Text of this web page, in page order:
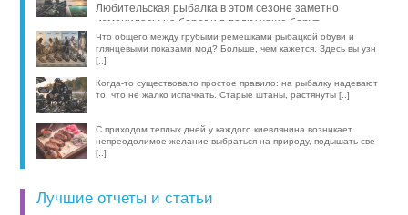
Любительская рыбалка в этом сезоне заметно
изменилась: на берег и в лодку чаще берут
компактные эхолоты, об [..]
Что общего между грубыми ремешками рыбацкой обуви и
глянцевыми показами мод? Больше, чем кажется. Здесь вы узн
[..]
Когда-то существовало простое правило: на рыбалку надевают
то, что не жалко испачкать. Старые штаны, растянуты [..]
С приходом теплых дней у каждого киевлянина возникает
непреодолимое желание выбраться на природу, подышать све
[..]
Лучшие отчеты и статьи